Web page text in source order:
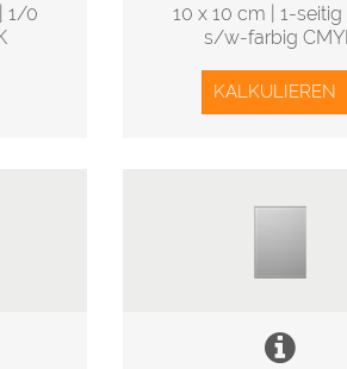
1/0
10 x 10 cm | 1-
s/w-farbig
KALKULIEREN